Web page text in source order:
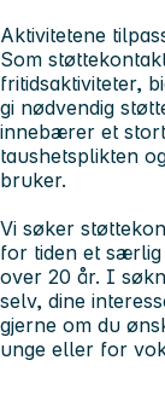
Aktivitetene
Som
fritidsaktiviteter,
gi nødvendig
innebærer et
taushetsplikten
bruker.
Vi søker
for tiden et
over 20 år. I
selv, dine
gjerne om du
unge eller for